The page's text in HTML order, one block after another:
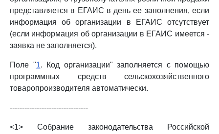
представляется в ЕГАИС в день ее заполнения, если
информация об организации в ЕГАИС отсутствует
(если информация об организации в ЕГАИС имеется -
заявка не заполняется).
Поле "1. Код организации" заполняется с помощью
программных средств сельскохозяйственного
товаропроизводителя автоматически.
--------------------------------
<1> Собрание законодательства Российской